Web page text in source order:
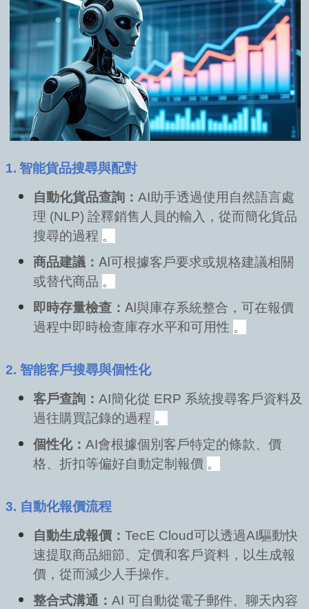
1. 智能貨品搜尋與配對
自動化貨品查詢： AI助手透過使用自然語言處
理 (NLP) 詮釋銷售人員的輸入，從而簡化貨品
搜尋的過程 。
商品建議： AI可根據客戶要求或規格建議相關
或替代商品 。
即時存量檢查： AI與庫存系統整合，可在報價
過程中即時檢查庫存水平和可用性 。
2. 智能客戶搜尋與個性化
客戶查詢： AI簡化從 ERP 系統搜尋客戶資料及
過往購買記錄的過程 。
個性化： AI會根據個別客戶特定的條款、價
格、折扣等偏好自動定制報價 。
3. 自動化報價流程
自動生成報價： TecE Cloud可以透過AI驅動快
速提取商品細節、定價和客戶資料，以生成報
價，從而減少人手操作。
整合式溝通： AI 可自動從電子郵件、聊天內容